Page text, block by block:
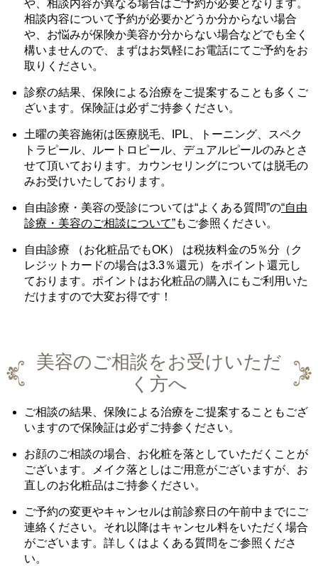
や、相談内容が異なる場合はご予約が必要となります。
相談内容について予約が必要かどうか分からない場合
や、お悩みが保険か美容か分からない場合などでも全く
構いませんので、まずはお気軽にお電話にてご予約をお
取りください。
診察の結果、保険による治療をご提案することも多くご
ざいます。保険証は必ずご持参ください。
土曜の美容施術は医療脱毛、IPL、トーニング、スペク
トラピール、ルートロピール、デュアルピールのみとさ
せて頂いております。カウンセリングについては脱毛の
みお受けいたしております。
自由診療・美容の受診については“よくある質問”の“自由
診療・美容のご相談について”もご参照ください。
自由診療 （お化粧品でもOK） は税抜料金の5％分（ク
レジットカードの場合は3.3％還元）をポイント還元し
ております。ポイントはお化粧品の購入にもご利用いた
だけますので大変お得です！
美容のご相談をお受けいただ
く方へ
ご相談の結果、保険による治療をご提案することもござ
いますので保険証は必ずご持参ください。
お顔のご相談の場合、お化粧を落としていただくことが
ございます。メイク落としはご用意がございますが、お
直しのお化粧品はご持参ください。
ご予約の変更やキャンセルは前診察日の午前中までにご
連絡ください。それ以降はキャンセル料をいただく場合
がございます。詳しくはよくある質問をご参照くださ
い。